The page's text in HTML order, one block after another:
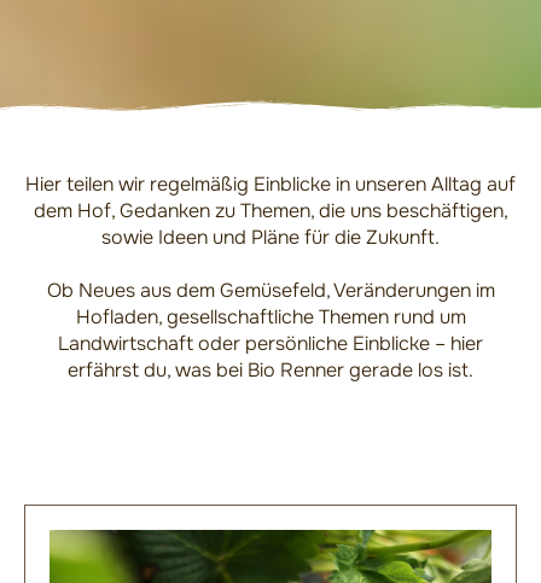
Hier teilen wir regelmäßig Einblicke in unseren Alltag auf
dem Hof, Gedanken zu Themen, die uns beschäftigen,
sowie Ideen und Pläne für die Zukunft.
Ob Neues aus dem Gemüsefeld, Veränderungen im
Hofladen, gesellschaftliche Themen rund um
Landwirtschaft oder persönliche Einblicke – hier
erfährst du, was bei Bio Renner gerade los ist.